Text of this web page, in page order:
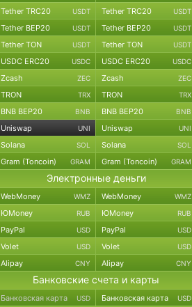
Tether TRC20 USDT Tether TRC20 USDT
Tether BEP20 USDT Tether BEP20 USDT
Tether TON USDT Tether TON USDT
USDC ERC20 USDC USDC ERC20 USDC
Zcash ZEC Zcash ZEC
TRON TRX TRON TRX
BNB BEP20 BNB BNB BEP20 BNB
Uniswap UNI Uniswap UNI
Solana SOL Solana SOL
Gram (Toncoin) GRAM Gram (Toncoin) GRAM
Электронные деньги
WebMoney WMZ WebMoney WMZ
ЮMoney RUB ЮMoney RUB
PayPal USD PayPal USD
Volet USD Volet USD
Alipay CNY Alipay CNY
Банковские счета и карты
Банковская карта USD Банковская карта USD